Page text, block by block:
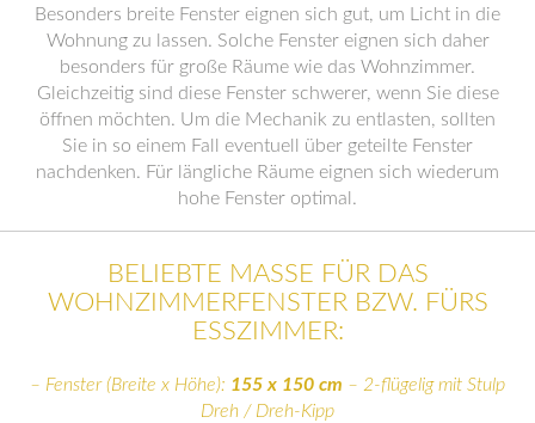
Besonders breite Fenster eignen sich gut, um Licht in die
Wohnung zu lassen. Solche Fenster eignen sich daher
besonders für große Räume wie das Wohnzimmer.
Gleichzeitig sind diese Fenster schwerer, wenn Sie diese
öffnen möchten. Um die Mechanik zu entlasten, sollten
Sie in so einem Fall eventuell über geteilte Fenster
nachdenken. Für längliche Räume eignen sich wiederum
hohe Fenster optimal.
BELIEBTE MASSE FÜR DAS W
OHNZIMMERFENSTER BZW. FÜRS E
SSZIMMER:
– Fenster (Breite x Höhe): 155 x 150 cm – 2-flügelig mit Stulp
Dreh / Dreh-Kipp